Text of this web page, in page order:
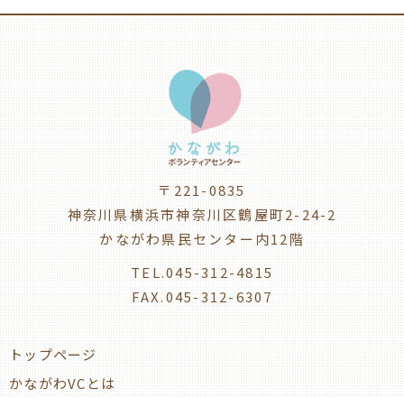
〒221-0835
神奈川県横浜市神奈川区鶴屋町2-24-2
かながわ県民センター内12階
TEL.045-312-4815
FAX.045-312-6307
トップページ
かながわVCとは